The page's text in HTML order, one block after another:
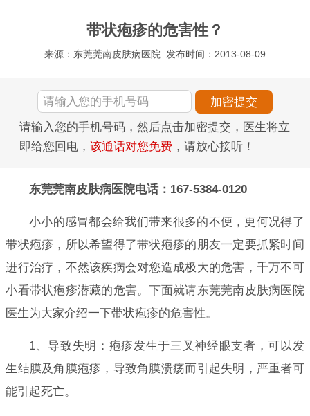
带状疱疹的危害性？
来源：东莞莞南皮肤病医院 发布时间：2013-08-09
请输入您的手机号码，然后点击加密提交，医生将立
即给您回电， 该通话对您免费 ，请放心接听！
东莞莞南皮肤病医院电话：167-5384-0120
小小的感冒都会给我们带来很多的不便，更何况得了
带状疱疹，所以希望得了带状疱疹的朋友一定要抓紧时间
进行治疗，不然该疾病会对您造成极大的危害，千万不可
小看带状疱疹潜藏的危害。下面就请东莞莞南皮肤病医院
医生为大家介绍一下带状疱疹的危害性。
1、导致失明：疱疹发生于三叉神经眼支者，可以发
生结膜及角膜疱疹，导致角膜溃疡而引起失明，严重者可
能引起死亡。